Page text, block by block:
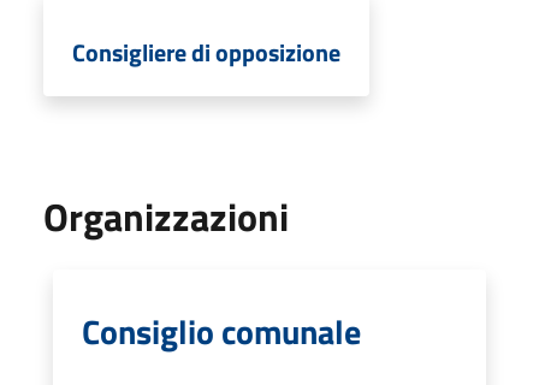
Consigliere di opposizione
Organizzazioni
Consiglio comunale